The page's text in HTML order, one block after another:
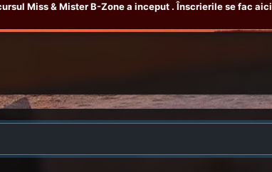
Miss & Mister B-Zone a inceput . Înscrierile se fac aici